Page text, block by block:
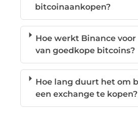
bitcoinaankopen?
Hoe werkt Binance
van goedkope bitcoins?
Hoe lang duurt het om
een exchange te kopen?